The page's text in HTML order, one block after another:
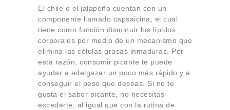
El chile o el jalapeño cuentan con un
componente llamado capsaicina, el cual
tiene como función disminuir los lípidos
corporales por medio de un mecanismo que
elimina las células grasas inmaduras. Por
esta razón, consumir picante te puede
ayudar a adelgazar un poco más rápido y a
conseguir el peso que deseas. Si no te
gusta el sabor picante, no necesitas
excederte, al igual que con la rutina de